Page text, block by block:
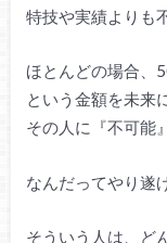
特技や実績よりも
ほとんどの場合、
という金額を未来
その人に『不可能
なんだってやり遂
そういう人は、ど